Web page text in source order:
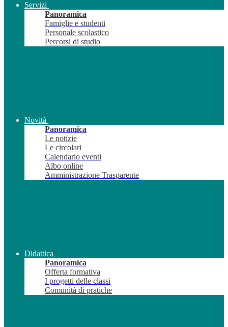
Servizi
Panoramica
Famiglie e studenti
Personale scolastico
Percorsi di studio
Novità
Panoramica
Le notizie
Le circolari
Calendario eventi
Albo online
Amministrazione Trasparente
Didattica
Panoramica
Offerta formativa
I progetti delle classi
Comunità di pratiche